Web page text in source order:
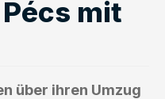
mit
über ihren Umzug